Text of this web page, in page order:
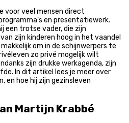
voor veel mensen direct
en presentatiewerk.
een trotse vader, die zijn
zijn kinderen hoog in het vaandel
om in de schijnwerpers te
zo privé mogelijk wilt
zijn drukke werkagenda, zijn
In dit artikel lees je meer over
en hoe hij zijn gezinsleven
Martijn Krabbé